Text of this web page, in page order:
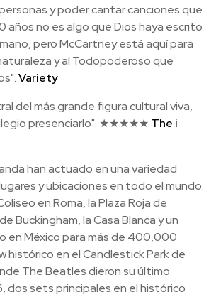
y poder cantar canciones que
años no es algo que Dios haya escrito
pero McCartney está aquí para
y al Todopoderoso que
Variety
del más grande figura cultural viva,
presenciarlo". ★★★★★ The i
han actuado en una variedad
y ubicaciones en todo el mundo.
en Roma, la Plaza Roja de
Buckingham, la Casa Blanca y un
en México para más de 400,000
histórico en el Candlestick Park de
The Beatles dieron su último
dos sets principales en el histórico